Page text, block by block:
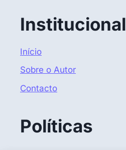
Institucional
Início
Sobre o Autor
Contacto
Políticas